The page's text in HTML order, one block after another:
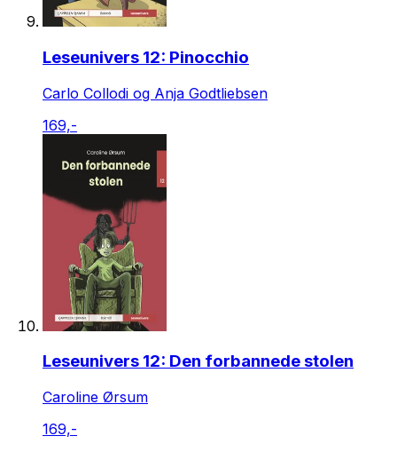
Leseunivers 12: Pinocchio
Carlo Collodi og Anja Godtliebsen
169,-
Leseunivers 12: Den forbannede stolen
Caroline Ørsum
169,-